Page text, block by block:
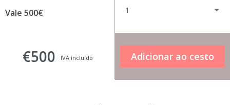
Vale 500€
€500 IVA incluído